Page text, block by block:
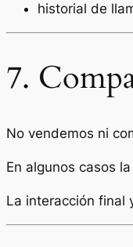
historial de
7.
No vendemos ni
En algunos casos
La interacción final